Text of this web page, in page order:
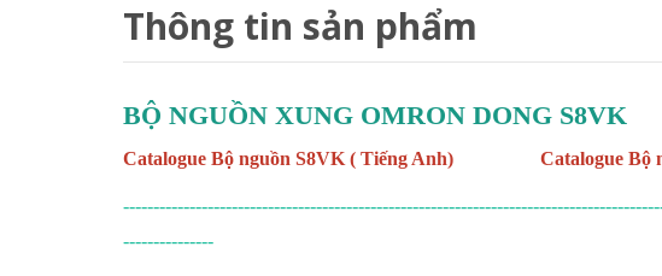
Thông tin sản phẩm
BỘ NGUỒN XUNG OMRON DONG S8VK
Catalogue Bộ nguồn S8VK ( Tiếng Anh) Catalogue Bộ
---------------